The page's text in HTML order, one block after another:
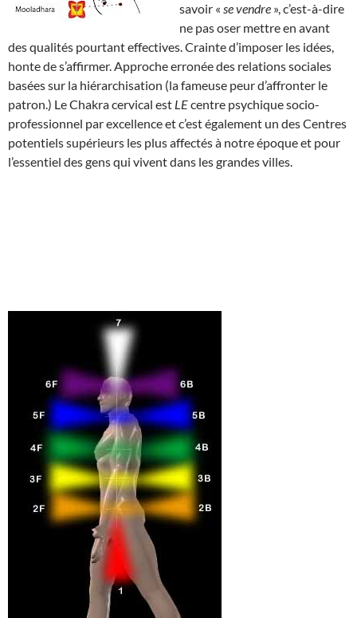
savoir « se vendre », c’est-à-dire
ne pas oser mettre en avant
des qualités pourtant effectives. Crainte d’imposer les idées,
honte de s’affirmer. Approche erronée des relations sociales
basées sur la hiérarchisation (la fameuse peur d’affronter le
patron.) Le Chakra cervical est LEcentre psychique socio-
professionnel par excellence et c’est également un des Centres
potentiels supérieurs les plus affectés à notre époque et pour
l’essentiel des gens qui vivent dans les grandes villes.